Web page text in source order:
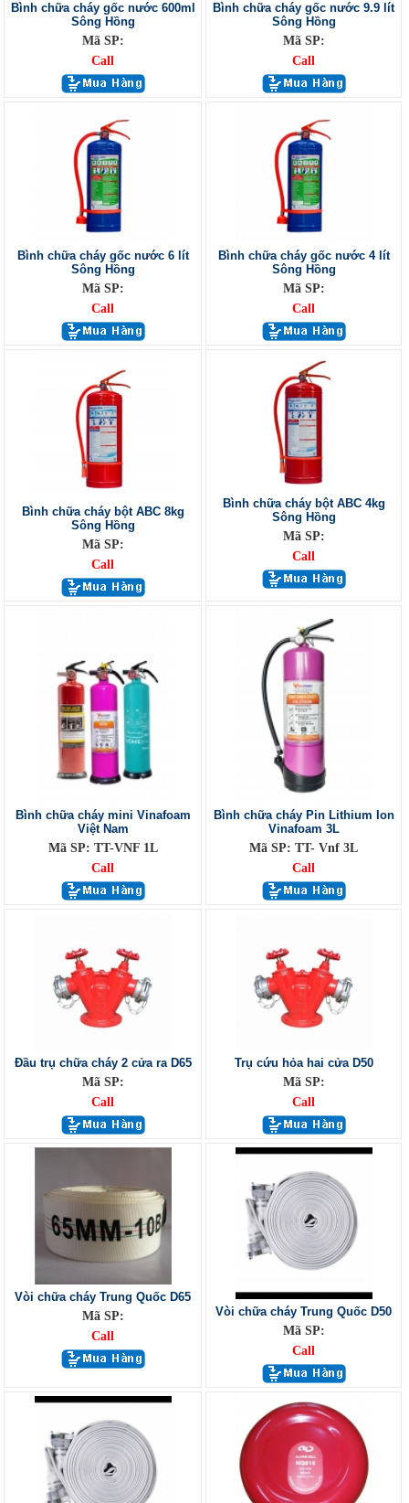
Bình chữa cháy gốc nước 600ml
Sông Hồng
Mã SP:
Call
Bình chữa cháy gốc nước 9.9 lít
Sông Hồng
Mã SP:
Call
Bình chữa cháy gốc nước 6 lít
Sông Hồng
Mã SP:
Call
Bình chữa cháy gốc nước 4 lít
Sông Hồng
Mã SP:
Call
Bình chữa cháy bột ABC 8kg
Sông Hồng
Mã SP:
Call
Bình chữa cháy bột ABC 4kg
Sông Hồng
Mã SP:
Call
Bình chữa cháy mini Vinafoam
Việt Nam
Mã SP: TT-VNF 1L
Call
Bình chữa cháy Pin Lithium Ion
Vinafoam 3L
Mã SP: TT- Vnf 3L
Call
Đầu trụ chữa cháy 2 cửa ra D65
Mã SP:
Call
Trụ cứu hỏa hai cửa D50
Mã SP:
Call
Vòi chữa cháy Trung Quốc D65
Mã SP:
Call
Vòi chữa cháy Trung Quốc D50
Mã SP:
Call